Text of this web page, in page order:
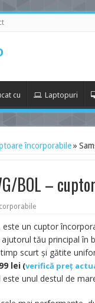
cu Laptopuri
încorporabile »
BOL –
este un cuptor
tău principal în
scurt și gătite
lei(verifică preț
unul destul de